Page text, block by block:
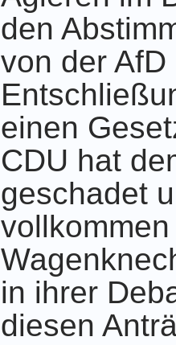
den
von der
einen
CDU hat
geschadet
in ihrer
diesen